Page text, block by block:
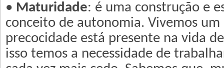
• Maturidade: é uma construção e
conceito de autonomia. Vivemos
precocidade está presente na vida
isso temos a necessidade de